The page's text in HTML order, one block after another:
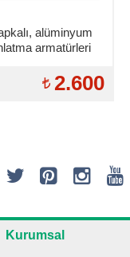
alüminyum
armatürleri
2.600
Kurumsal